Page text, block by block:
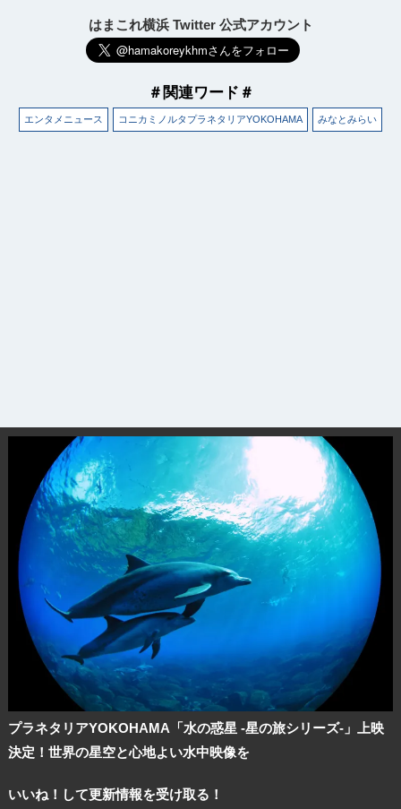
はまこれ横浜 Twitter 公式アカウント
＃関連ワード＃
エンタメニュース コニカミノルタプラネタリアYOKOHAMA みなとみらい
プラネタリアYOKOHAMA「水の惑星 -星の旅シリーズ-」上映
決定！世界の星空と心地よい水中映像を
いいね！して更新情報を受け取る！